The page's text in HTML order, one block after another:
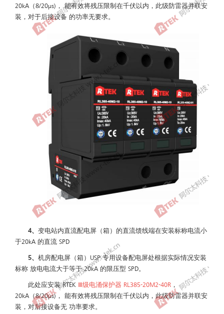
20kA（8/20μs)， 能有效将残压限制在千伏以内，此级防雷器并联安
装，对于后接设备 的功率无要求。
4、 变电站内直流配电屏（箱）的直流馈线端在安装标称电流小
于20kA 的直流 SPD
5、 机房配电屏（箱）USP 专用设备配电屏处根据实际情况安装
标称 放电电流大于等于 20kA 的限压型 SPD。
此处应安装 RTEK Ⅲ级电涌保护器 RL385-20M2-40R ，
20kA（8/20μs)， 能有效将残压限制在千伏以内，此级防雷器并联安
装，对后接设备无 功率要求。